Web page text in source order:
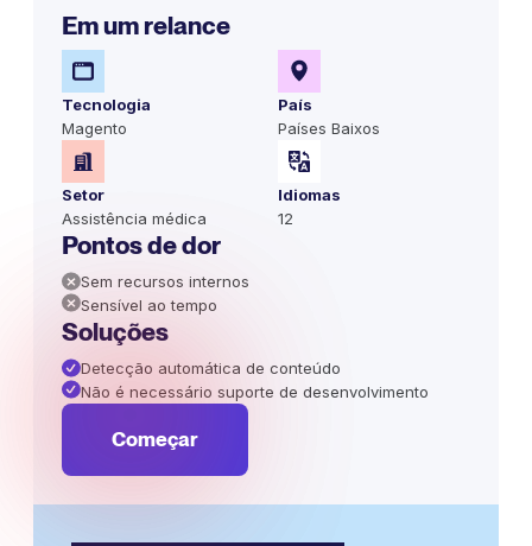
Em um relance
Tecnologia
Magento
País
Países Baixos
Setor
Assistência médica
Idiomas
12
Pontos de dor
Sem recursos internos
Sensível ao tempo
Soluções
Detecção automática de conteúdo
Não é necessário suporte de desenvolvimento
Começar